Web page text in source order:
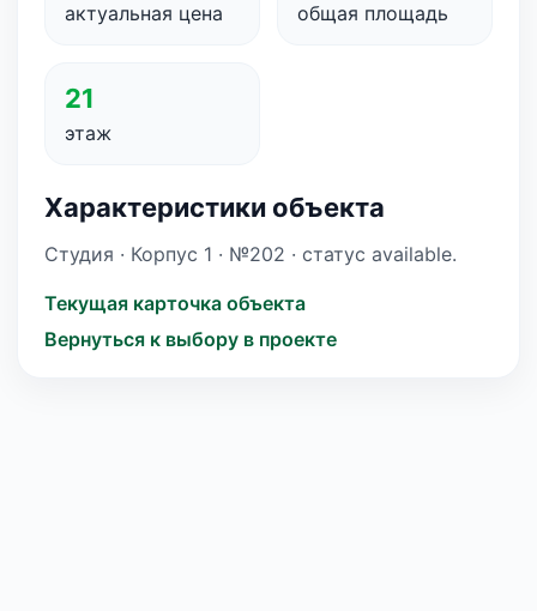
актуальная цена общая площадь
21
этаж
Характеристики объекта
Студия · Корпус 1 · №202 · статус available.
Текущая карточка объекта
Вернуться к выбору в проекте